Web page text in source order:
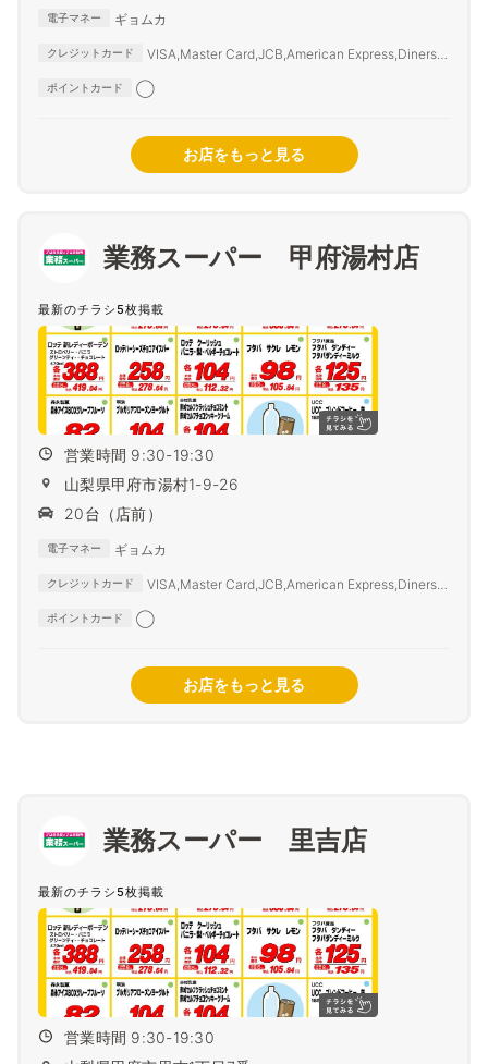
電子マネー ギョムカ
クレジットカード
VISA,Master Card,JCB,American Express,Diners
ポイントカード ◯
お店をもっと見る
業務スーパー 甲府湯村店
最新のチラシ5枚掲載
営業時間 9:30-19:30
山梨県甲府市湯村1-9-26
20台（店前）
電子マネー ギョムカ
クレジットカード
VISA,Master Card,JCB,American Express,Diners
ポイントカード ◯
お店をもっと見る
業務スーパー 里吉店
最新のチラシ5枚掲載
営業時間 9:30-19:30